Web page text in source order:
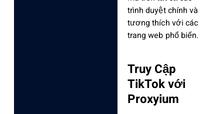
trình duyệt chính và
tương thích với các
trang web phổ biến.
Truy Cập
TikTok với
Proxyium